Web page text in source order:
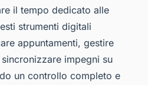
il tempo dedicato alle
strumenti digitali
appuntamenti, gestire
impegni su
un controllo completo e